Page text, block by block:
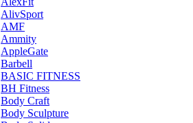
AlivSport
AMF
Ammity
AppleGate
Barbell
BASIC FITNESS
BH Fitness
Body Craft
Body Sculpture